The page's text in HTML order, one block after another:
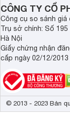
CÔNG TY CỔ
Công cụ so sánh giá
Trụ sở chính: Số
Hà Nội
Giấy chứng nhận
cấp ngày 02/12/2013
© 2013 - 2023 Bản